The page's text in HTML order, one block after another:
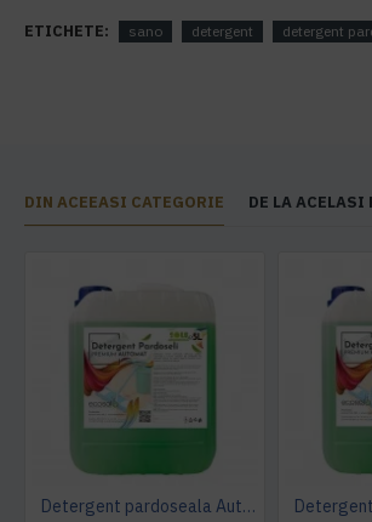
ETICHETE: sano detergent detergent
DIN ACEEASI CATEGORIE DE LA ACELASI
Detergent pardoseala Automat premium AQAS